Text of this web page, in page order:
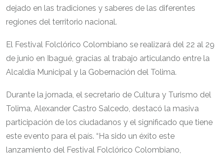
dejado en las tradiciones y saberes de las diferentes
regiones del territorio nacional.
El Festival Folclórico Colombiano se realizará del 22 al 29
de junio en Ibagué, gracias al trabajo articulando entre la
Alcaldía Municipal y la Gobernación del Tolima.
Durante la jornada, el secretario de Cultura y Turismo del
Tolima, Alexander Castro Salcedo, destacó la masiva
participación de los ciudadanos y el significado que tiene
este evento para el país. “Ha sido un éxito este
lanzamiento del Festival Folclórico Colombiano,